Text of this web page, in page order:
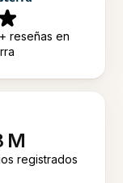
reseñas en
M
registrados